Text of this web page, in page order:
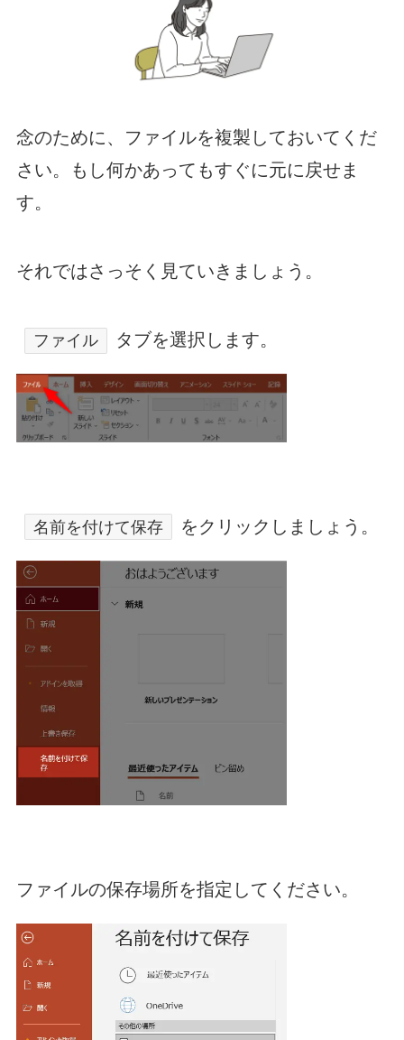
念のために、ファイルを複製しておいてくだ
さい。もし何かあってもすぐに元に戻せま
す。
それではさっそく見ていきましょう。
ファイル タブを選択します。
名前を付けて保存 をクリックしましょう。
ファイルの保存場所を指定してください。